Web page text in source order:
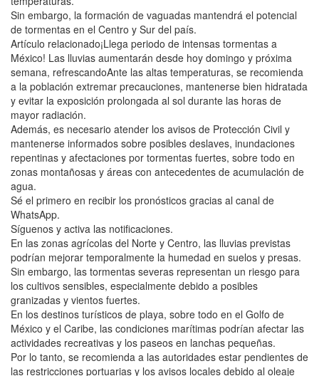
Sin embargo, la formación de vaguadas mantendrá el potencial
de tormentas en el Centro y Sur del país.
Artículo relacionado¡Llega periodo de intensas tormentas a
México! Las lluvias aumentarán desde hoy domingo y próxima
semana, refrescandoAnte las altas temperaturas, se recomienda
a la población extremar precauciones, mantenerse bien hidratada
y evitar la exposición prolongada al sol durante las horas de
mayor radiación.
Además, es necesario atender los avisos de Protección Civil y
mantenerse informados sobre posibles deslaves, inundaciones
repentinas y afectaciones por tormentas fuertes, sobre todo en
zonas montañosas y áreas con antecedentes de acumulación de
agua.
Sé el primero en recibir los pronósticos gracias al canal de
WhatsApp.
Síguenos y activa las notificaciones.
En las zonas agrícolas del Norte y Centro, las lluvias previstas
podrían mejorar temporalmente la humedad en suelos y presas.
Sin embargo, las tormentas severas representan un riesgo para
los cultivos sensibles, especialmente debido a posibles
granizadas y vientos fuertes.
En los destinos turísticos de playa, sobre todo en el Golfo de
México y el Caribe, las condiciones marítimas podrían afectar las
actividades recreativas y los paseos en lanchas pequeñas.
Por lo tanto, se recomienda a las autoridades estar pendientes de
las restricciones portuarias y los avisos locales debido al oleaje